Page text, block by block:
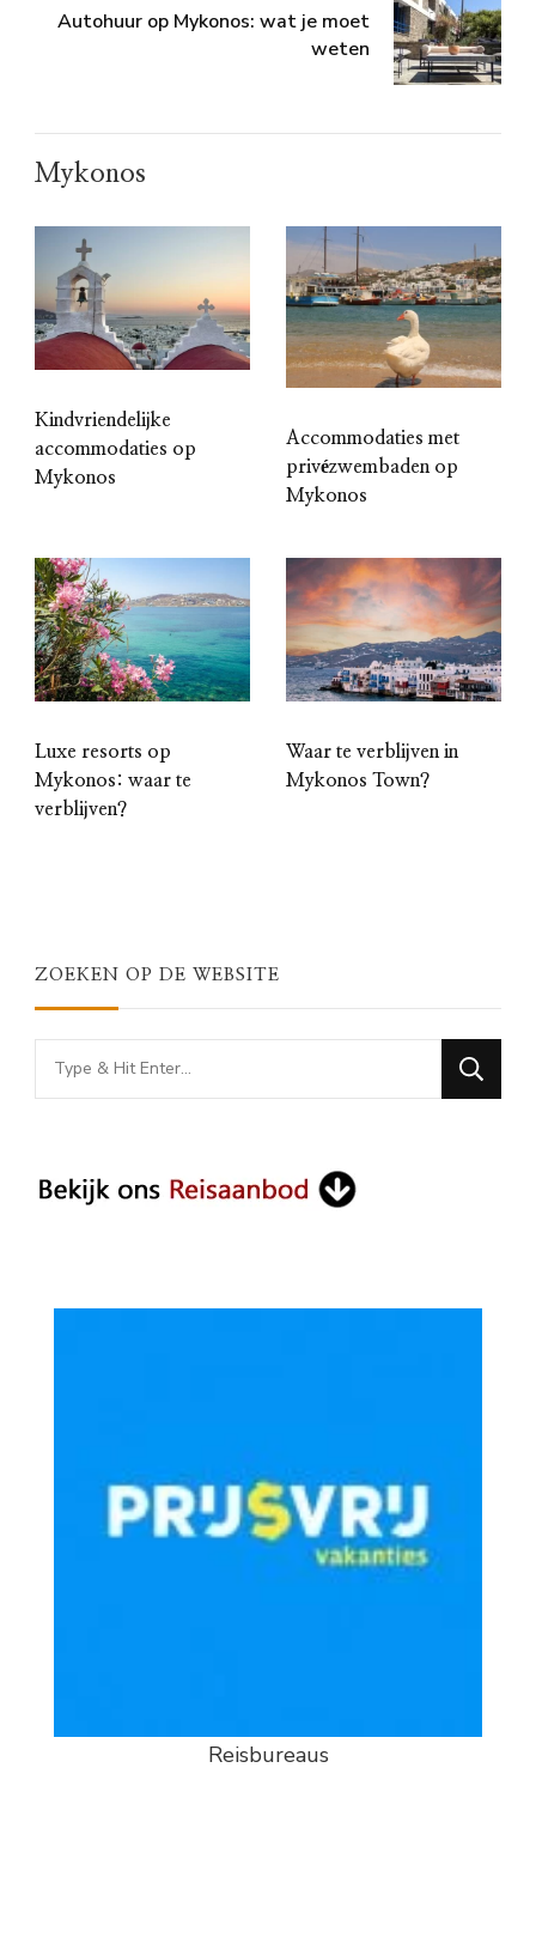
Autohuur op Mykonos: wat je moet
weten
Mykonos
Kindvriendelijke
accommodaties op
Mykonos
Accommodaties met
privézwembaden op
Mykonos
Luxe resorts op
Mykonos: waar te
verblijven?
Waar te verblijven in
Mykonos Town?
ZOEKEN OP DE WEBSITE
Looking
for
Reisbureaus